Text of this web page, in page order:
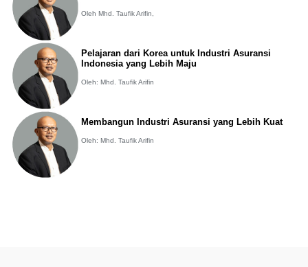
Oleh Mhd. Taufik Arifin,
Pelajaran dari Korea untuk Industri Asuransi
Indonesia yang Lebih Maju
Oleh: Mhd. Taufik Arifin
Membangun Industri Asuransi yang Lebih Kuat
Oleh: Mhd. Taufik Arifin